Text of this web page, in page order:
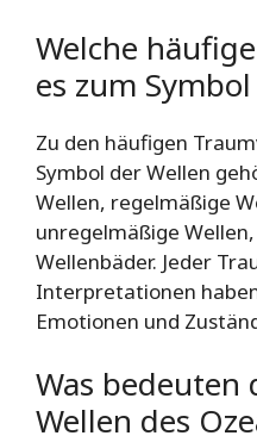
Welche
es zum
Zu den häufigen
Symbol der Wellen
Wellen, regelmäßige
unregelmäßige
Wellenbäder. Jeder
Interpretationen
Emotionen und
Was bedeuten
Wellen des